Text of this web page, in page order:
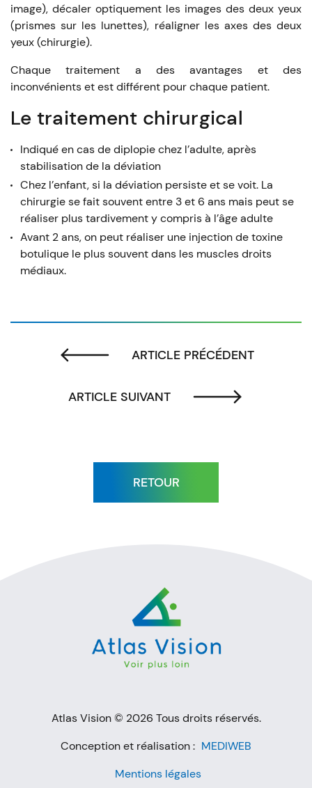
image), décaler optiquement les images des deux yeux
(prismes sur les lunettes), réaligner les axes des deux
yeux (chirurgie).
Chaque traitement a des avantages et des
inconvénients et est différent pour chaque patient.
Le traitement chirurgical
Indiqué en cas de diplopie chez l’adulte, après
stabilisation de la déviation
Chez l’enfant, si la déviation persiste et se voit. La
chirurgie se fait souvent entre 3 et 6 ans mais peut se
réaliser plus tardivement y compris à l’âge adulte
Avant 2 ans, on peut réaliser une injection de toxine
botulique le plus souvent dans les muscles droits
médiaux.
ARTICLE PRÉCÉDENT
ARTICLE SUIVANT
RETOUR
Atlas Vision © 2026 Tous droits réservés.
Conception et réalisation : MEDIWEB
Mentions légales